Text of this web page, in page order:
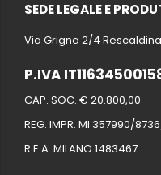
SEDE LEGALE E
Via Grigna 2/4
P.IVA
CAP. SOC. € 20.800,00
REG. IMPR. MI 357990/
R.E.A. MILANO 1483467